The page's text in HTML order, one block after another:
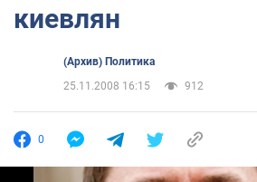
киевлян
(Архив) Политика
25.11.2008 16:15
912
0